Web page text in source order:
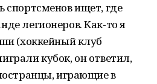
спортсменов ищет, где
легионеров. Как-то я
(хоккейный клуб
кубок, он ответил,
играющие в